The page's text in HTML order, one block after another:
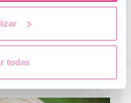
todas
l’implantation de l’ovule